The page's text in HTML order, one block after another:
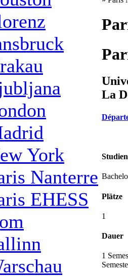
York
Nanterre
EHESS
La
Plätze
1
Dauer
1